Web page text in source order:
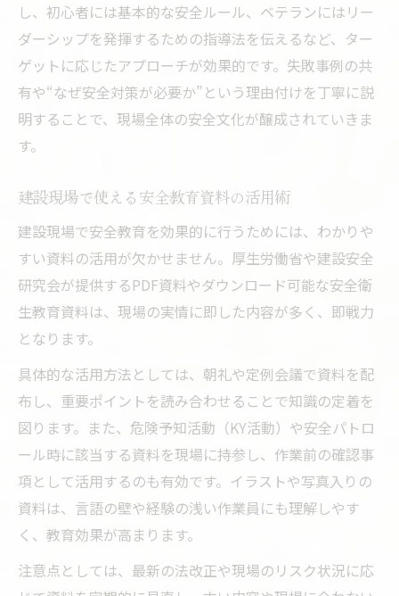
し、初心者には基本的な安全ルール、ベテランにはリー
ダーシップを発揮するための指導法を伝えるなど、ター
ゲットに応じたアプローチが効果的です。失敗事例の共
有や“なぜ安全対策が必要か”という理由付けを丁寧に説
明することで、現場全体の安全文化が醸成されていきま
す。
建設現場で使える安全教育資料の活用術
建設現場で安全教育を効果的に行うためには、わかりや
すい資料の活用が欠かせません。厚生労働省や建設安全
研究会が提供するPDF資料やダウンロード可能な安全衛
生教育資料は、現場の実情に即した内容が多く、即戦力
となります。
具体的な活用方法としては、朝礼や定例会議で資料を配
布し、重要ポイントを読み合わせることで知識の定着を
図ります。また、危険予知活動（KY活動）や安全パトロ
ール時に該当する資料を現場に持参し、作業前の確認事
項として活用するのも有効です。イラストや写真入りの
資料は、言語の壁や経験の浅い作業員にも理解しやす
く、教育効果が高まります。
注意点としては、最新の法改正や現場のリスク状況に応